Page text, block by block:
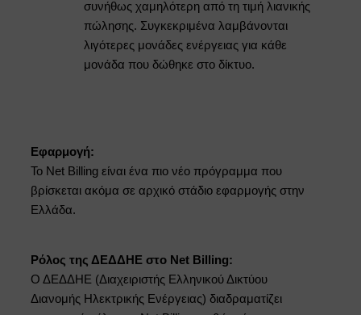
συνήθως χαμηλότερη από τη τιμή λιανικής
πώλησης. Συγκεκριμένα λαμβάνονται
λιγότερες μονάδες ενέργειας για κάθε
μονάδα που δώθηκε στο δίκτυο.
Εφαρμογή:
Το Net Billing είναι ένα πιο νέο πρόγραμμα που
βρίσκεται ακόμα σε αρχικό στάδιο εφαρμογής στην
Ελλάδα.
Ρόλος της ΔΕΔΔΗΕ στο Net Billing:
Ο ΔΕΔΔΗΕ (Διαχειριστής Ελληνικού Δικτύου
Διανομής Ηλεκτρικής Ενέργειας) διαδραματίζει